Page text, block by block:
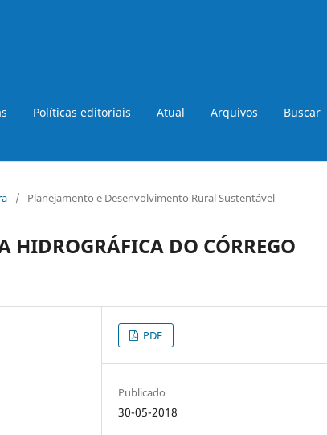
Políticas editoriais Atual Arquivos Buscar
/ Planejamento e Desenvolvimento Rural Sustentável
HIDROGRÁFICA DO CÓRREGO
PDF
Publicado
30-05-2018